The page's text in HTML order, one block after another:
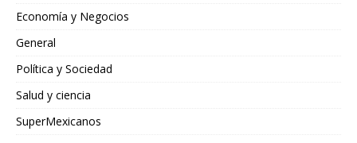
Economía y Negocios
General
Política y Sociedad
Salud y ciencia
SuperMexicanos